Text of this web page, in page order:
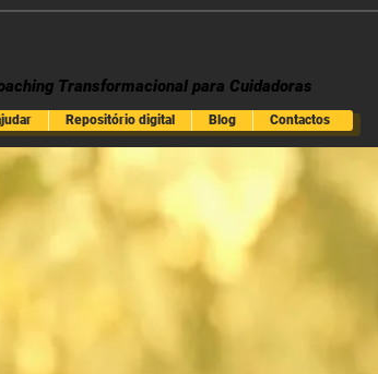
Transformacional para Cuidadoras
Repositório digital Blog Contactos